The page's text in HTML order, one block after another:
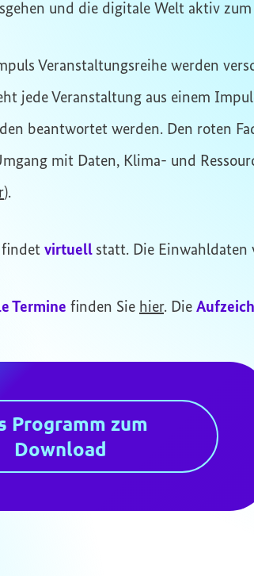
und die digitale Welt aktiv
Veranstaltungsreihe werden
jede Veranstaltung aus einem
beantwortet werden. Den roten
mit Daten, Klima- und
).
findet virtuell statt. Die Einwahldaten
Termine finden Sie hier. Die
Programm zum
Download